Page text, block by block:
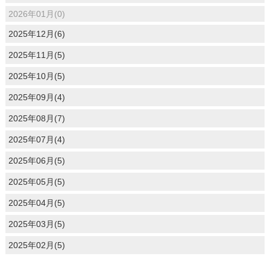
2026年01月(0)
2025年12月(6)
2025年11月(5)
2025年10月(5)
2025年09月(4)
2025年08月(7)
2025年07月(4)
2025年06月(5)
2025年05月(5)
2025年04月(5)
2025年03月(5)
2025年02月(5)